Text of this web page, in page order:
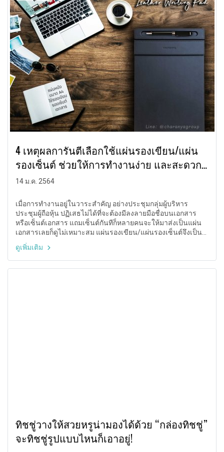
4 เหตุผลการันตีเลือกใช้แผ่นรองเขียน/แผ่น
รองเซ็นต์ ช่วยให้การทำงานง่าย และสะดวก
มากขึ้น
14 ม.ค. 2564
เมื่อการทำงานอยู่ในวาระสำคัญ อย่างประชุมกลุ่มผู้บริหาร
ประชุมผู้ถือหุ้น ปฏิเสธไม่ได้ที่จะต้องมีลงลายมือชื่อบนเอกสาร
หรือเซ็นต์เอกสาร แถมเซ็นต์กันทีก็หลายคนจะให้มาส่งเป็นแผ่น
เอกสารเลยก็ดูไม่เหมาะสม แผ่นรองเขียน/แผ่นรองเซ็นต์จึงเป็น
อีกทางเลือกที่ควรค่าต่อการใช้งาน แต่ทว่าก็ยังมีคนสงสัยอยากรู้
ว่าการเลือกใช้แผ่นที่ว่านี้จะช่วยให้การทำงานง่าย และสะดวก
มากขึ้นจริงหรือ? เราจึงไม่รอช้านำ 4 เหตุผลมาการันตีให้ทันทีใน
บทความนี้
ดูเพิ่มเติม
ทิชชู่วางให้สวยหรูน่ามองได้ด้วย “กล่องทิชชู่”
จะทิชชู่รูปแบบไหนก็เอาอยู่!